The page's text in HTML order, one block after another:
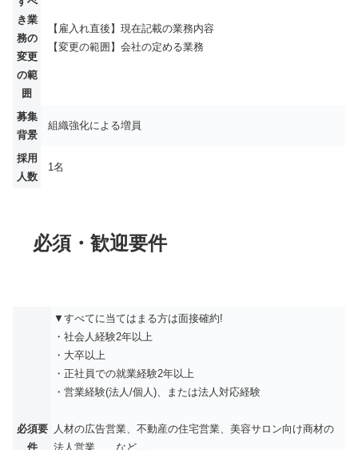
き業
務の
変更
の範
囲
【雇入れ直後】現在記載の業務内容
【変更の範囲】会社の定める業務
募集
背景
組織強化による増員
採用
人数
1名
必須・歓迎要件
必須要
件
▼すべてに当てはまる方は面接確約!
・社会人経験2年以上
・大卒以上
・正社員での就業経験2年以上
・営業経験(法人/個人)、または法人対応経験
人材の広告営業、不動産の住宅営業、美容サロン向け商材の
法人営業、 など…